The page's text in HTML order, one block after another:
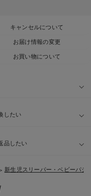
キャンセルについて
お届け情報の変更
お買い物について
したい
品したい
＞ 新生児スリーパー・ベビーパジ